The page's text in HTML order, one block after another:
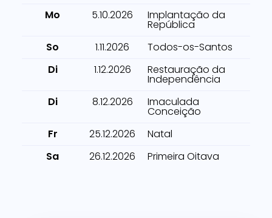
Mo
5.10.2026 Implantação da
República
So
1.11.2026
Todos-os-Santos
Di
1.12.2026 Restauração da
Independência
Di
8.12.2026 Imaculada
Conceição
Fr
25.12.2026
Natal
Sa
26.12.2026 Primeira Oitava